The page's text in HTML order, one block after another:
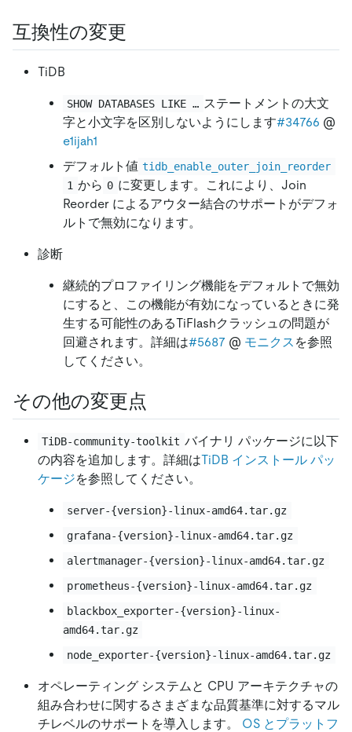
互換性の変更
TiDB
SHOW DATABASES LIKE … ステートメントの大文
字と小文字を区別しないようにします#34766 @
e1ijah1
デフォルト値 tidb_enable_outer_join_reorder
1 から 0 に変更します。これにより、Join
Reorder によるアウター結合のサポートがデフォ
ルトで無効になります。
診断
継続的プロファイリング機能をデフォルトで無効
にすると、この機能が有効になっているときに発
生する可能性のあるTiFlashクラッシュの問題が
回避されます。詳細は#5687 @ モニクス を参照
してください。
その他の変更点
TiDB-community-toolkit バイナリ パッケージに以下
の内容を追加します。詳細はTiDB インストール パッ
ケージを参照してください。
server-{version}-linux-amd64.tar.gz
grafana-{version}-linux-amd64.tar.gz
alertmanager-{version}-linux-amd64.tar.gz
prometheus-{version}-linux-amd64.tar.gz
blackbox_exporter-{version}-linux-
amd64.tar.gz
node_exporter-{version}-linux-amd64.tar.gz
オペレーティング システムと CPU アーキテクチャの
組み合わせに関するさまざまな品質基準に対するマル
チレベルのサポートを導入します。 OS とプラットフ